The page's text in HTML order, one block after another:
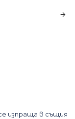
изпраща в същия